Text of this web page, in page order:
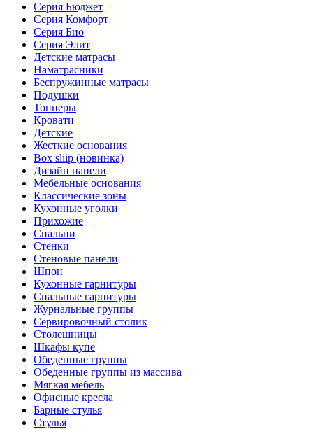
Серия Бюджет
Серия Комфорт
Серия Био
Серия Элит
Детские матрасы
Наматрасники
Беспружинные матрасы
Подушки
Топперы
Кровати
Детские
Жесткие основания
Box sliip (новинка)
Дизайн панели
Мебельные основания
Классические зоны
Кухонные уголки
Прихожие
Спальни
Стенки
Стеновые панели
Шпон
Кухонные гарнитуры
Спальные гарнитуры
Журнальные группы
Сервировочный столик
Столешницы
Шкафы купе
Обеденные группы
Обеденные группы из массива
Мягкая мебель
Офисные кресла
Барные стулья
Стулья